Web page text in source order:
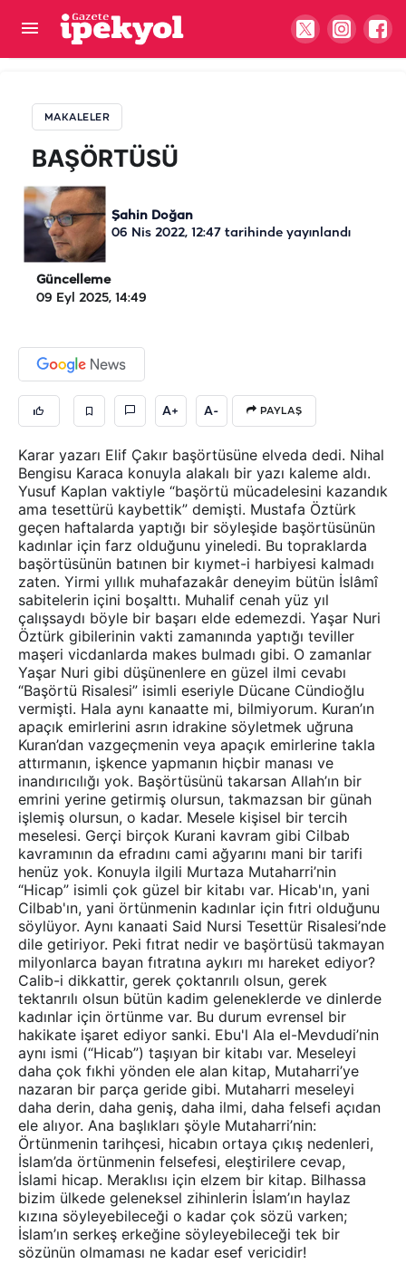
MAKALELER
BAŞÖRTÜSÜ
Şahin Doğan
06 Nis 2022, 12:47 tarihinde yayınlandı
Güncelleme
09 Eyl 2025, 14:49
A+ A- PAYLAŞ
Karar yazarı Elif Çakır başörtüsüne elveda dedi. Nihal
Bengisu Karaca konuyla alakalı bir yazı kaleme aldı.
Yusuf Kaplan vaktiyle “başörtü mücadelesini kazandık
ama tesettürü kaybettik” demişti. Mustafa Öztürk
geçen haftalarda yaptığı bir söyleşide başörtüsünün
kadınlar için farz olduğunu yineledi. Bu topraklarda
başörtüsünün batınen bir kıymet-i harbiyesi kalmadı
zaten. Yirmi yıllık muhafazakâr deneyim bütün İslâmî
sabitelerin içini boşalttı. Muhalif cenah yüz yıl
çalışsaydı böyle bir başarı elde edemezdi. Yaşar Nuri
Öztürk gibilerinin vakti zamanında yaptığı teviller
maşeri vicdanlarda makes bulmadı gibi. O zamanlar
Yaşar Nuri gibi düşünenlere en güzel ilmi cevabı
“Başörtü Risalesi” isimli eseriyle Dücane Cündioğlu
vermişti. Hala aynı kanaatte mi, bilmiyorum. Kuran’ın
apaçık emirlerini asrın idrakine söyletmek uğruna
Kuran’dan vazgeçmenin veya apaçık emirlerine takla
attırmanın, işkence yapmanın hiçbir manası ve
inandırıcılığı yok. Başörtüsünü takarsan Allah’ın bir
emrini yerine getirmiş olursun, takmazsan bir günah
işlemiş olursun, o kadar. Mesele kişisel bir tercih
meselesi. Gerçi birçok Kurani kavram gibi Cilbab
kavramının da efradını cami ağyarını mani bir tarifi
henüz yok. Konuyla ilgili Murtaza Mutaharri’nin
“Hicap” isimli çok güzel bir kitabı var. Hicab'ın, yani
Cilbab'ın, yani örtünmenin kadınlar için fıtri olduğunu
söylüyor. Aynı kanaati Said Nursi Tesettür Risalesi’nde
dile getiriyor. Peki fıtrat nedir ve başörtüsü takmayan
milyonlarca bayan fıtratına aykırı mı hareket ediyor?
Calib-i dikkattir, gerek çoktanrılı olsun, gerek
tektanrılı olsun bütün kadim geleneklerde ve dinlerde
kadınlar için örtünme var. Bu durum evrensel bir
hakikate işaret ediyor sanki. Ebu'l Ala el-Mevdudi’nin
aynı ismi (“Hicab”) taşıyan bir kitabı var. Meseleyi
daha çok fıkhi yönden ele alan kitap, Mutaharri’ye
nazaran bir parça geride gibi. Mutaharri meseleyi
daha derin, daha geniş, daha ilmi, daha felsefi açıdan
ele alıyor. Ana başlıkları şöyle Mutaharri’nin:
Örtünmenin tarihçesi, hicabın ortaya çıkış nedenleri,
İslam’da örtünmenin felsefesi, eleştirilere cevap,
İslami hicap. Meraklısı için elzem bir kitap. Bilhassa
bizim ülkede geleneksel zihinlerin İslam’ın haylaz
kızına söyleyebileceği o kadar çok sözü varken;
İslam’ın serkeş erkeğine söyleyebileceği tek bir
sözünün olmaması ne kadar esef vericidir!
BAŞÖRTÜSÜ